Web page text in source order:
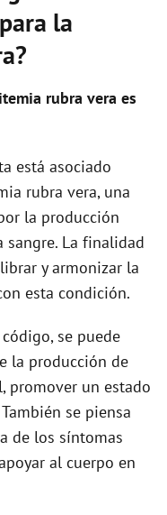
la
rubra vera es
está asociado
rubra vera, una
la producción
La finalidad
y armonizar la
esta condición.
se puede
la producción de
promover un estado
se piensa
de los síntomas
al cuerpo en